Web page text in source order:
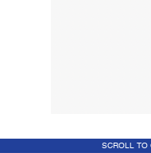
SCROLL TO